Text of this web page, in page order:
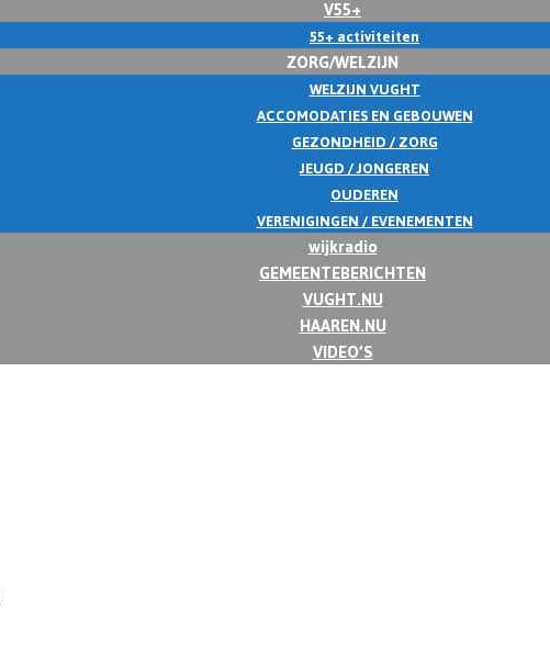
V55+
55+ activiteiten
ZORG/WELZIJN
WELZIJN VUGHT
ACCOMODATIES EN GEBOUWEN
GEZONDHEID / ZORG
JEUGD / JONGEREN
OUDEREN
VERENIGINGEN / EVENEMENTEN
wijkradio
GEMEENTEBERICHTEN
VUGHT.NU
HAAREN.NU
VIDEO’S